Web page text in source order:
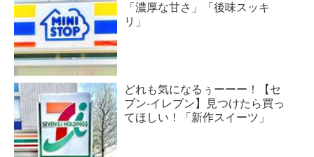
「濃厚な甘さ」「後味スッキ
リ」
どれも気になるぅーーー！【セ
ブン-イレブン】見つけたら買っ
てほしい！「新作スイーツ」